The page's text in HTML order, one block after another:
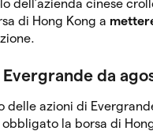
dell’azienda cinese
di Hong Kong a
da
delle azioni di
la borsa di